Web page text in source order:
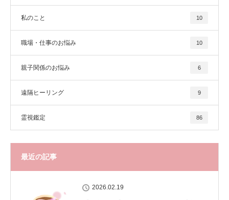
私のこと 10
職場・仕事のお悩み 10
親子関係のお悩み 6
遠隔ヒーリング 9
霊視鑑定 86
最近の記事
2026.02.19